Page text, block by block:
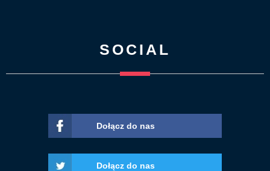
SOCIAL
Dołącz do nas
Dołącz do nas